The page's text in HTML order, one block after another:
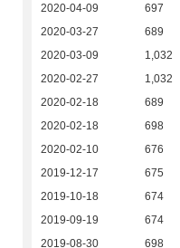
2020-04-09
697
2020-03-27
689
2020-03-09
1,032
2020-02-27
1,032
2020-02-18
689
2020-02-18
698
2020-02-10
676
2019-12-17
675
2019-10-18
674
2019-09-19
674
2019-08-30
698